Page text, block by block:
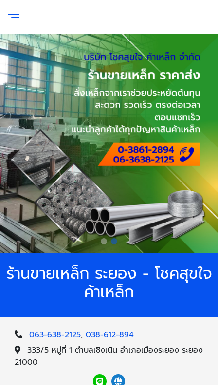
ร้านขายเหล็ก ระยอง - โชคสุขใจ
ค้าเหล็ก
063-638-2125, 038-612-894
333/5 หมู่ที่ 1 ตำบลเชิงเนิน อำเภอเมืองระยอง ระยอง
21000